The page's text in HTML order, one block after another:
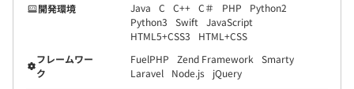
開発環境
Java C C++ C＃ PHP
Python2
Python3
Swift
JavaScript
HTML5+CSS3
HTML+CSS
フレームワー
ク
FuelPHP Zend Framework
Smarty
Laravel
Node.js jQuery